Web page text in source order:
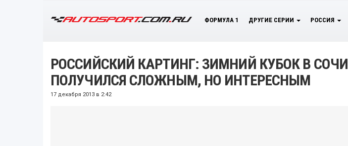
ФОРМУЛА 1 ДРУГИЕ СЕРИИ РОССИЯ
РОССИЙСКИЙ КАРТИНГ: ЗИМНИЙ КУБОК В СОЧИ
ПОЛУЧИЛСЯ СЛОЖНЫМ, НО ИНТЕРЕСНЫМ
17 декабря 2013 в 2:42